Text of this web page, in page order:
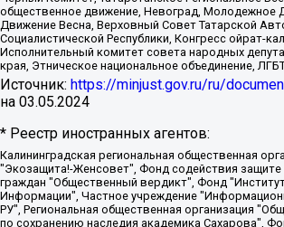
общественное движение, Невоград, Молодежное
Движение Весна, Верховный Совет Татарской
Социалистической Республики, Конгресс ойрат-
Исполнительный комитет совета народных
края, Этническое национальное объединение,
Источник: https://minjust.gov.ru/ru/
на 03.05.2024
* Реестр иностранных агентов:
Калининградская региональная общественная организация "Экозащита!-Женсовет", Фонд содействия защите прав и свобод граждан "Общественный вердикт", Фонд "Институт Развития Свободы Информации", Частное учреждение "Информационное агентство МЕМО. РУ", Региональная общественная организация "Общественная комиссия по сохранению наследия академика Сахарова", Фонд поддержки свободы прессы, Санкт-Петербургская общественная правозащитная организация "Гражданский контроль", Межрегиональная общественная организация "Информационно-просветительский центр "Мемориал", Региональный Фонд "Центр Защиты Прав Средств Массовой Информации", с 05.12.2023 Фонд "Центр Защиты Прав Средств массовой информации", Региональная общественная благотворительная организация помощи беженцам и мигрантам "Гражданское содействие", Негосударственное образовательное учреждение дополнительного профессионального образования (повышение квалификации) специалистов "АКАДЕМИЯ ПО ПРАВАМ ЧЕЛОВЕКА", Свердловская региональная общественная организация "Сутяжник", Автономная некоммерческая организация "Центр независимых социологических исследований", Союз общественных объединений "Российский исследовательский центр по правам человека", Региональное общественное учреждение научно-информационный центр "МЕМОРИАЛ", Некоммерческая организация "Фонд защиты гласности", Автономная некоммерческая организация "Институт прав человека", Городская общественная организация "Екатеринбургское общество "МЕМОРИАЛ", Городская общественная организация "Рязанское историко-просветительское и правозащитное общество "Мемориал" (Рязанский Мемориал), Челябинский региональный орган общественной самодеятельности – женское общественное объединение "Женщины Евразии", Челябинский региональный орган общественной самодеятельности "Уральская правозащитная группа", Фонд содействия защите здоровья и социальной справедливости имени Андрея Рылькова, Автономная Некоммерческая Организация "Аналитический Центр Юрия Левады", Автономная некоммерческая организация социальной поддержки населения "Проект Апрель", Региональная общественная организация помощи женщинам и детям, находящимся в кризисной ситуации "Информационно-методический центр "Анна", Фонд содействия развитию массовых коммуникаций и правовому просвещению "Так-так-Так", Фонд содействия устойчивому развитию "Серебряная тайга", Свердловский региональный общественный фонд социальных проектов "Новое время", "Idel.Реалии", Кавказ.Реалии, Крым.Реалии, Телеканал Настоящее Время, Татаро-башкирская служба Радио Свобода (Azatliq Radiosi), Радио Свободная Европа/Радио Свобода (PCE/PC), "Сибирь.Реалии", "Фактограф", Благотворительный фонд помощи осужденным и их семьям, Автономная некоммерческая организация "Институт глобализации и социальных движений", Фонд "В защиту прав заключенных", Частное учреждение "Центр поддержки и содействия развитию средств массовой информации", Пензенский региональный общественный благотворительный фонд "Гражданский союз", "Север.Реалии", Некоммерческая организация Фонд "Правовая инициатива", Общество с ограниченной ответственностью "Радио Свободная Европа/Радио Свобода", Чешское информационное агентство "MEDIUM-ORIENT", Красноярская региональная общественная организация "Мы против СПИДа", Камалягин Денис Николаевич, Маркелов Сергей Евгеньевич, Пономарев Лев Александрович, Савицкая Людмила Алексеевна, Автономная некоммерческая организация "Центр по работе с проблемой насилия "НАСИЛИЮ.НЕТ", Межрегиональный профессиональный союз работников здравоохранения "Альянс врачей", Юридическое лицо, зарегистрированное в Латвийской Республике, SIA "Medusa Project" (регистрационный номер 40103797863, дата регистрации 10.06.2014), Некоммерческая организация "Фонд по борьбе с коррупцией", Автономная некоммерческая организация "Институт права и публичной политики", Баданин Роман Сергеевич, Гликин Максим Александрович, Железнова Мария Михайловна, Лукьянова Юлия Сергеевна, Маетная Елизавета Витальевна, Маняхин Петр Борисович, Чуракова Ольга Владимировна, Ярош Юлия Петровна, Юридическое лицо "The Insider SIA", зарегистрированное в Риге, Латвийская Республика (дата регистрации 26.06.2015), являющееся администратором доменного имени интернет-издания "The Insider SIA", https://theins.ru, Постернак Алексей Евгеньевич, Рубин Михаил Аркадьевич, Анин Роман Александрович, Юридическое лицо Istories fonds, зарегистрированное в Латвийской Республике (регистрационный номер 50008295751, дата регистрации 24.02.2020), Великовский Дмитрий Александрович, Долинина Ирина Николаевна, Мароховская Алеся Алексеевна, Шлейнов Роман Юрьевич, Шмагун Олеся Валентиновна, Общество с ограниченной ответственностью "Альтаир 2021", Общество с ограниченной ответственностью "Вега 2021", Общество с ограниченной ответственностью "Главный редактор 2021", Общество с ограниченной ответственностью "Ромашки монолит", Важенков Артем Валерьевич, Ивановская областная общественная организация "Центр гендерных исследований", Гурман Юрий Альбертович, Медиапроект "ОВД-Инфо", Егоров Владимир Владимирович, Жилинский Владимир Александрович, Общество с ограниченной ответственностью "ЗП", Иванова София Юрьевна, Карезина Инна Павловна, Кильтау Екатерина Викторовна, Петров Алексей Викторович, Пискунов Сергей Евгеньевич, Смирнов Сергей Сергеевич, Тихонов Михаил Сергеевич, Общество с ограниченной ответственностью "ЖУРНАЛИСТ-ИНОСТРАННЫЙ АГЕНТ", Арапова Галина Юрьевна, Вольтская Татьяна Анатольевна, Американская компания "Mason G.E.S. Anonymous Foundation" (США), являющаяся владельцем интернет-издания https://mnews.world/, Компания "Stichting Bellingcat", зарегистрированная в Нидерландах (дата регистрации 11.07.2018), Захаров Андрей Вячеславович, Клепиковская Екатерина Дмитриевна, Общество с ограниченной ответственностью "МЕМО", Перл Роман Александрович, Симонов Евгений Алексеевич, Соловьева Елена Анатольевна, Сотников Даниил Владимирович, Сурначева Елизавета Дмитриевна, Автономная некоммерческая организация по защите прав человека и информированию населения "Якутия – Наше Мнение", Общество с ограниченной ответственностью "Москоу диджитал медиа", с 26.01.2023 Общество с ограниченной ответственностью "Чайка Белые сады", Ветошкина Валерия Валерьевна, Заговора Максим Александрович, Межрегиональное общественное движение "Российская ЛГБТ - сеть", Оленичев Максим Владимирович, Павлов Иван Юрьевич, Скворцова Елена Сергеевна, Общество с ограниченной ответственностью "Как бы инагент", Кочетков Игорь Викторович, Общество с ограниченной ответственностью "Честные выборы", Еланчик Олег Александрович, Общество с ограниченной ответственностью "Нобелевский призыв", Гималова Регина Эмилевна, Григорьев Андрей Валерьевич, Григорьева Алина Александровна, Ассоциация по содействию защите прав призывников, альтернативнослужащих и военнослужащих "Правозащитная группа "Гражданин.Армия.Право", Хисамова Регина Фаритовна, Автономная некоммерческая организация по реализации социально-правовых программ "Лилит", Дальневосточное общественное движение "Маяк", Санкт-Петербургская ЛГБТ-инициативная группа "Выход", Инициативная группа ЛГБТ+ "Реверс", Алексеев Андрей Викторович, Бекбулатова Таисия Львовна, Беляев Иван Михайлович, Владыкина Елена Сергеевна, Гельман Марат Александрович, Никульшина Вероника Юрьевна, Толоконникова Надежда Андреевна, Шендерович Виктор Анатольевич, Общество с ограниченной ответственностью "Данное сообщение", Общество с ограниченной ответственностью Издательский дом "Новая глава", Айнбиндер Александра Александровна, Московский комьюнити-центр для ЛГБТ+инициатив, Благотворительный фонд развития филантропии, Deutsche Welle (Германия, Kurt-Schumacher-Strasse 3, 53113 Bonn), Борзунова Мария Михайловна, Воробьев Виктор Викторович, Голубева Анна Львовна, Константинова Алла Михайловна, Малкова Ирина Владимировна, Мурадов Мурад Абдулгалимович, Осетинская Елизавета Николаевна, Понасенков Евгений Николаевич, Ганапольский Матвей Юрьевич, Киселев Евгений Алексеевич, Борухович Ирина Григорьевна, Дремин Иван Тимофеевич, Дубровский Дмитрий Викторович, Красноярская региональная общественная организация поддержки и развития альтернативных образовательных технологий и межкультурных коммуникаций "ИНТЕРРА", Маяковская Екатерина Алексеевна, Фейгин Марк Захарович, Филимонов Андрей Викторович, Дзугкоева Регина Николаевна, Доброхотов Роман Александрович, Дудь Юрий Александрович, Елкин Сергей Владимирович, Кругликов Кирилл Игоревич, Сабунаева Мария Леонидовна, Семенов Алексей Владимирович, Шаинян Карен Багратович, Шульман Екатерина Михайловна, Асафьев Артур Валерьевич, Вахштайн Виктор Семенович, Венедиктов